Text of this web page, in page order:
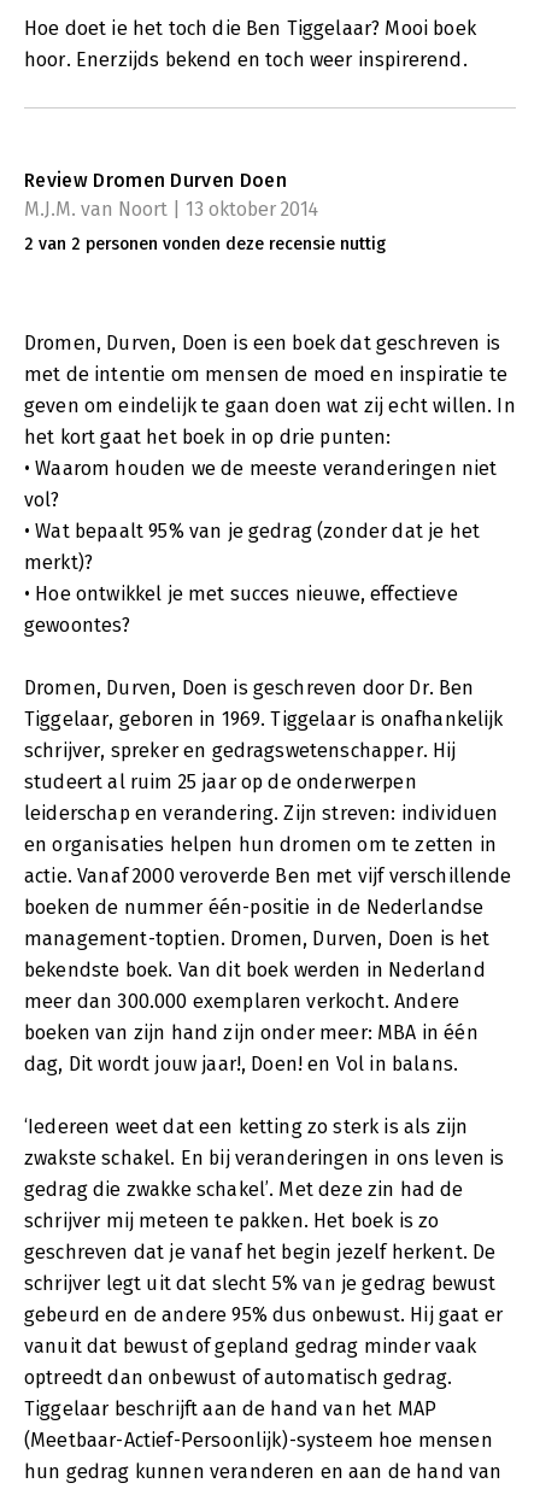
Hoe doet ie het toch die Ben Tiggelaar? Mooi boek
hoor. Enerzijds bekend en toch weer inspirerend.
Review Dromen Durven Doen
M.J.M. van Noort | 13 oktober 2014
2 van 2 personen vonden deze recensie nuttig
Dromen, Durven, Doen is een boek dat geschreven is
met de intentie om mensen de moed en inspiratie te
geven om eindelijk te gaan doen wat zij echt willen. In
het kort gaat het boek in op drie punten:
• Waarom houden we de meeste veranderingen niet
vol?
• Wat bepaalt 95% van je gedrag (zonder dat je het
merkt)?
• Hoe ontwikkel je met succes nieuwe, effectieve
gewoontes?
Dromen, Durven, Doen is geschreven door Dr. Ben
Tiggelaar, geboren in 1969. Tiggelaar is onafhankelijk
schrijver, spreker en gedragswetenschapper. Hij
studeert al ruim 25 jaar op de onderwerpen
leiderschap en verandering. Zijn streven: individuen
en organisaties helpen hun dromen om te zetten in
actie. Vanaf 2000 veroverde Ben met vijf verschillende
boeken de nummer één-positie in de Nederlandse
management-toptien. Dromen, Durven, Doen is het
bekendste boek. Van dit boek werden in Nederland
meer dan 300.000 exemplaren verkocht. Andere
boeken van zijn hand zijn onder meer: MBA in één
dag, Dit wordt jouw jaar!, Doen! en Vol in balans.
‘Iedereen weet dat een ketting zo sterk is als zijn
zwakste schakel. En bij veranderingen in ons leven is
gedrag die zwakke schakel’. Met deze zin had de
schrijver mij meteen te pakken. Het boek is zo
geschreven dat je vanaf het begin jezelf herkent. De
schrijver legt uit dat slecht 5% van je gedrag bewust
gebeurd en de andere 95% dus onbewust. Hij gaat er
vanuit dat bewust of gepland gedrag minder vaak
optreedt dan onbewust of automatisch gedrag.
Tiggelaar beschrijft aan de hand van het MAP
(Meetbaar-Actief-Persoonlijk)-systeem hoe mensen
hun gedrag kunnen veranderen en aan de hand van